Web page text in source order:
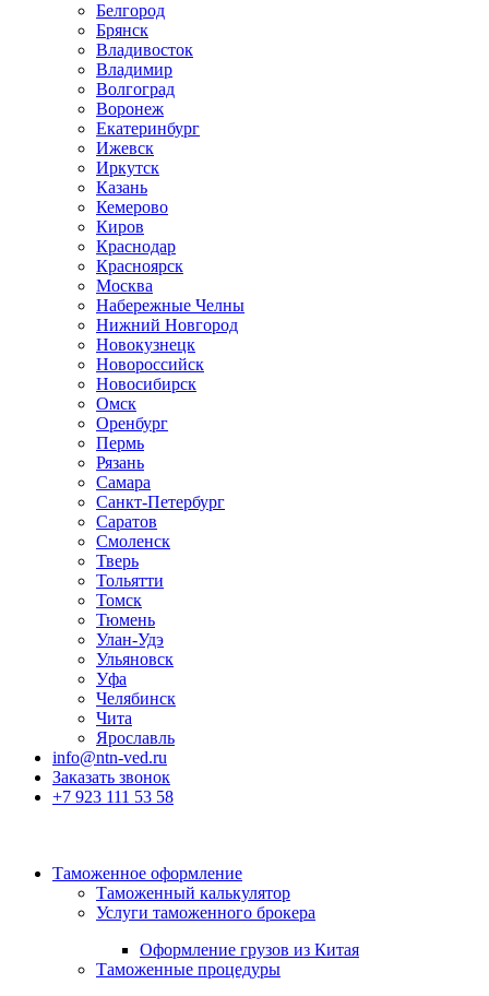
Белгород
Брянск
Владивосток
Владимир
Волгоград
Воронеж
Екатеринбург
Ижевск
Иркутск
Казань
Кемерово
Киров
Краснодар
Красноярск
Москва
Набережные Челны
Нижний Новгород
Новокузнецк
Новороссийск
Новосибирск
Омск
Оренбург
Пермь
Рязань
Самара
Санкт-Петербург
Саратов
Смоленск
Тверь
Тольятти
Томск
Тюмень
Улан-Удэ
Ульяновск
Уфа
Челябинск
Чита
Ярославль
info@ntn-ved.ru
Заказать звонок
+7 923 111 53 58
Таможенное оформление
Таможенный калькулятор
Услуги таможенного брокера
Оформление грузов из Китая
Таможенные процедуры